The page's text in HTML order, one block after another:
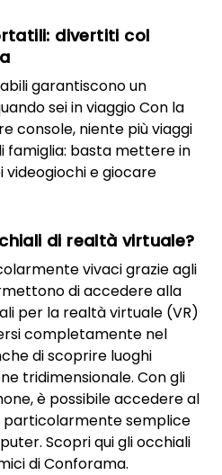
divertiti col
garantiscono un
sei in viaggio Con la
console, niente più viaggi
famiglia: basta mettere in
e giocare
di realtà virtuale?
vivaci grazie agli
di accedere alla
per la realtà virtuale (VR)
completamente nel
di scoprire luoghi
tridimensionale. Con gli
è possibile accedere al
particolarmente semplice
Scopri qui gli occhiali
di Conforama.